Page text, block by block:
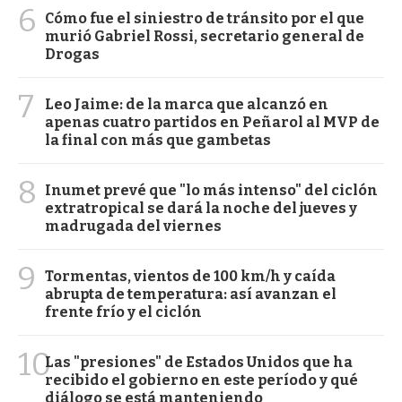
6
Cómo fue el siniestro de tránsito por el que
murió Gabriel Rossi, secretario general de
Drogas
7
Leo Jaime: de la marca que alcanzó en
apenas cuatro partidos en Peñarol al MVP de
la final con más que gambetas
8
Inumet prevé que "lo más intenso" del ciclón
extratropical se dará la noche del jueves y
madrugada del viernes
9
Tormentas, vientos de 100 km/h y caída
abrupta de temperatura: así avanzan el
frente frío y el ciclón
10Las "presiones" de Estados Unidos que ha
recibido el gobierno en este período y qué
diálogo se está manteniendo